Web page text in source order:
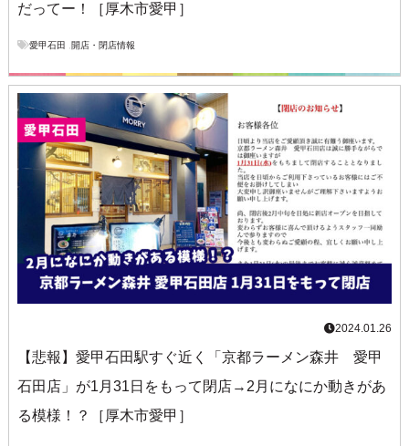
だってー！［厚木市愛甲］
愛甲石田 ,開店・閉店情報
2024.01.26
【悲報】愛甲石田駅すぐ近く「京都ラーメン森井 愛甲
石田店」が1月31日をもって閉店→2月になにか動きがあ
る模様！？［厚木市愛甲］